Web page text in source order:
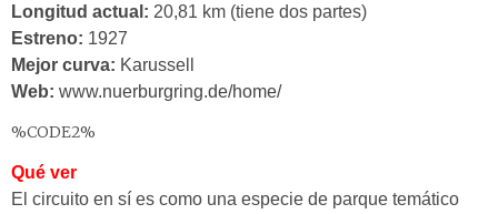
Longitud actual: 20,81 km (tiene dos partes)
Estreno: 1927
Mejor curva: Karussell
Web: www.nuerburgring.de/home/
%CODE2%
Qué ver
El circuito en sí es como una especie de parque temático